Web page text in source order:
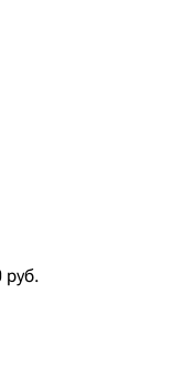
руб.‍